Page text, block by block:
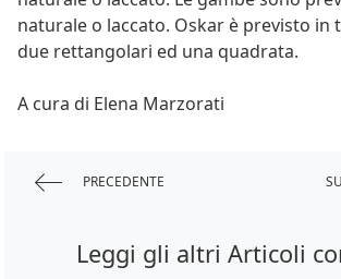
naturale o laccato. Oskar è previsto in
due rettangolari ed una quadrata.
A cura di Elena Marzorati
PRECEDENTE
Leggi gli altri Articoli